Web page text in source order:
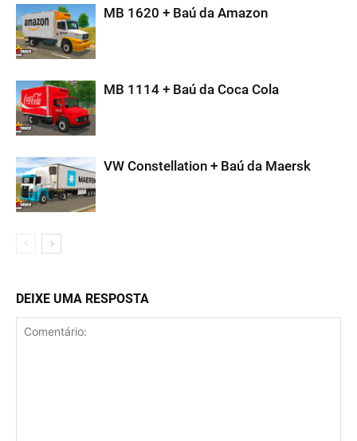
MB 1620 + Baú da Amazon
MB 1114 + Baú da Coca Cola
VW Constellation + Baú da Maersk
DEIXE UMA RESPOSTA